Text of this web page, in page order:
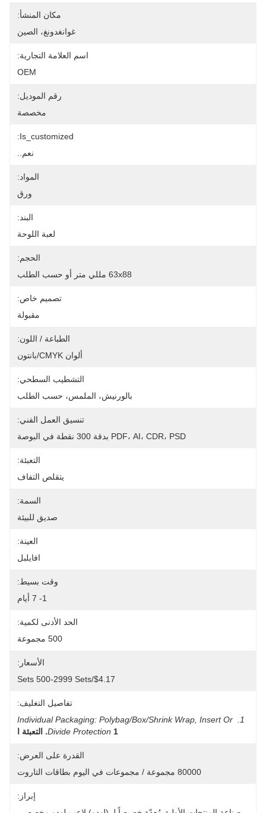
مكان المنشأ:
غوانغدونغ، الصين
اسم العلامة التجارية:
OEM
رقم الموديل:
مخصصة
Is_customized:
نعم..
المواد:
ورق
البند:
لعبة اللوحة
الحجم:
63x88 مللي متر أو حسب الطلب
تصميم خاص:
مقبولة
الطباعة / اللون:
ألوان CMYK/بانتون
التشطيب السطحي:
بالورنيش، الملمس، حسب الطلب
تنسيق العمل الفني:
PDF، AI، CDR، PSD بدقة 300 نقطة في البوصة
التعبئة:
يتقلص التفاف
السمة:
صديق للبيئة
العينة:
افايلبل
وقت بسيط:
1- 7 أيام
الحد الأدنى لكمية:
500 مجموعة
الأسعار:
$4.17/sets 500-2999 Sets
تفاصيل التغليف:
1. Individual Packaging: Polybag/Box/shrink Wrap, Insert Or
Divide Protection 1. التعبئة ا
القدرة على العرض:
80000 مجموعة / مجموعات في اليوم بطاقات التاروت
إبراز: